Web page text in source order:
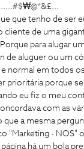
que tenho de ser
cliente de uma
para alugar
de aluguer ou um
normal em todos
prioritária porque
eu fiz o meu
com as
que a mesma
"Marketing - NOS"
há um bola